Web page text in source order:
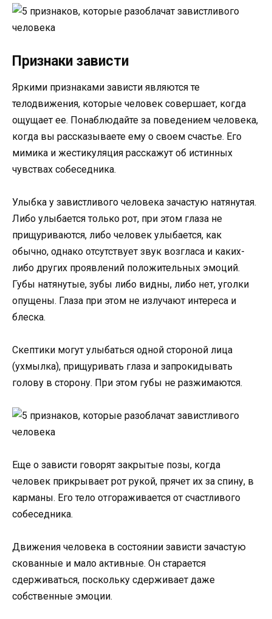
Признаки зависти
Яркими признаками зависти являются те
телодвижения, которые человек совершает, когда
ощущает ее. Понаблюдайте за поведением человека,
когда вы рассказываете ему о своем счастье. Его
мимика и жестикуляция расскажут об истинных
чувствах собеседника.
Улыбка у завистливого человека зачастую натянутая.
Либо улыбается только рот, при этом глаза не
прищуриваются, либо человек улыбается, как
обычно, однако отсутствует звук возгласа и каких-
либо других проявлений положительных эмоций.
Губы натянутые, зубы либо видны, либо нет, уголки
опущены. Глаза при этом не излучают интереса и
блеска.
Скептики могут улыбаться одной стороной лица
(ухмылка), прищуривать глаза и запрокидывать
голову в сторону. При этом губы не разжимаются.
Еще о зависти говорят закрытые позы, когда
человек прикрывает рот рукой, прячет их за спину, в
карманы. Его тело отгораживается от счастливого
собеседника.
Движения человека в состоянии зависти зачастую
скованные и мало активные. Он старается
сдерживаться, поскольку сдерживает даже
собственные эмоции.